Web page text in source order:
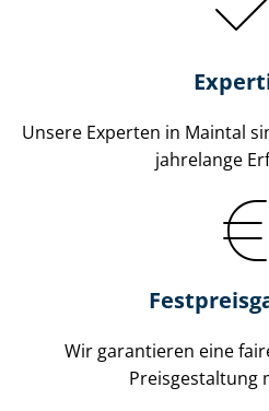
Unsere Experten in Maintal
jahrelange
Wir garantieren eine
Preisgestaltung